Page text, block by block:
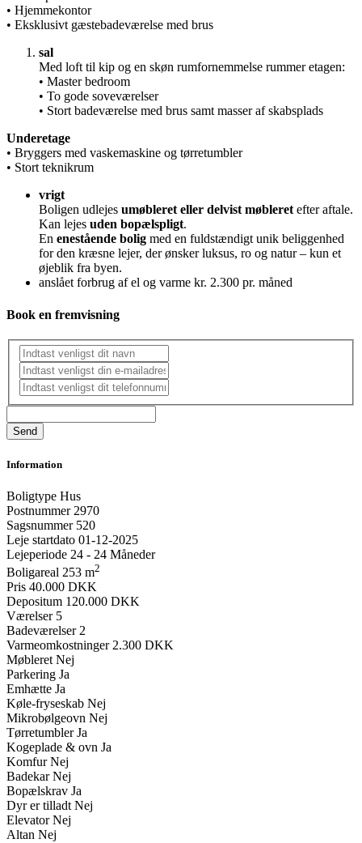
• Hjemmekontor
• Eksklusivt gæstebadeværelse med brus
sal
Med loft til kip og en skøn rumfornemmelse rummer etagen:
• Master bedroom
• To gode soveværelser
• Stort badeværelse med brus samt masser af skabsplads
Underetage
• Bryggers med vaskemaskine og tørretumbler
• Stort teknikrum
vrigt
Boligen udlejes umøbleret eller delvist møbleret efter aftale.
Kan lejes uden bopælspligt.
En enestående bolig med en fuldstændigt unik beliggenhed
for den kræsne lejer, der ønsker luksus, ro og natur – kun et
øjeblik fra byen.
anslået forbrug af el og varme kr. 2.300 pr. måned
Book en fremvisning
Information
Boligtype Hus
Postnummer 2970
Sagsnummer 520
Leje startdato 01-12-2025
Lejeperiode 24 - 24 Måneder
Boligareal 253 m2
Pris 40.000 DKK
Depositum 120.000 DKK
Værelser 5
Badeværelser 2
Varmeomkostninger 2.300 DKK
Møbleret Nej
Parkering Ja
Emhætte Ja
Køle-fryseskab Nej
Mikrobølgeovn Nej
Tørretumbler Ja
Kogeplade & ovn Ja
Komfur Nej
Badekar Nej
Bopælskrav Ja
Dyr er tilladt Nej
Elevator Nej
Altan Nej